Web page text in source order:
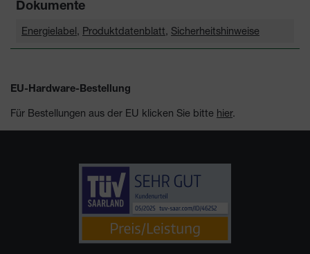
Dokumente
Energielabel, Produktdatenblatt, Sicherheitshinweise
EU-Hardware-Bestellung
Für Bestellungen aus der EU klicken Sie bitte hier.